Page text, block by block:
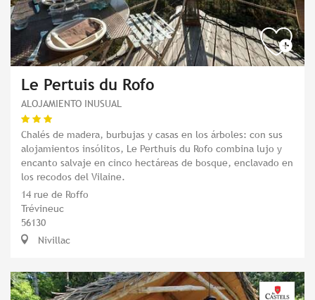
Le Pertuis du Rofo
ALOJAMIENTO INUSUAL
Chalés de madera, burbujas y casas en los árboles: con sus
alojamientos insólitos, Le Perthuis du Rofo combina lujo y
encanto salvaje en cinco hectáreas de bosque, enclavado en
los recodos del Vilaine.
14 rue de Roffo
Trévineuc
56130
Nivillac